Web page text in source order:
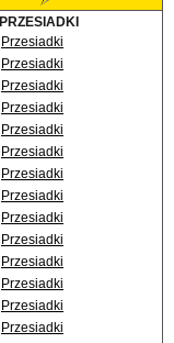
PRZESIADKI
Przesiadki
Przesiadki
Przesiadki
Przesiadki
Przesiadki
Przesiadki
Przesiadki
Przesiadki
Przesiadki
Przesiadki
Przesiadki
Przesiadki
Przesiadki
Przesiadki